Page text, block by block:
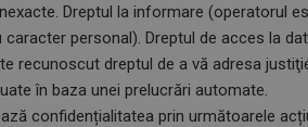
Dreptul la informare (operatorul
personal). Dreptul de acces la
recunoscut dreptul de a vă adresa
în baza unei prelucrări automate.
confidențialitatea prin următoarele